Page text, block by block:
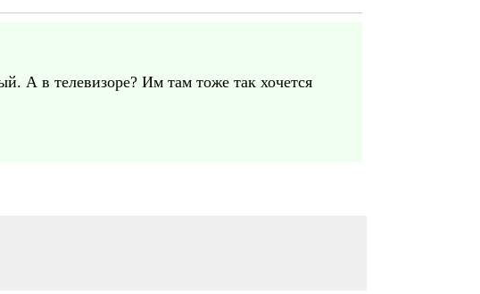
А в телевизоре? Им там тоже так хочется